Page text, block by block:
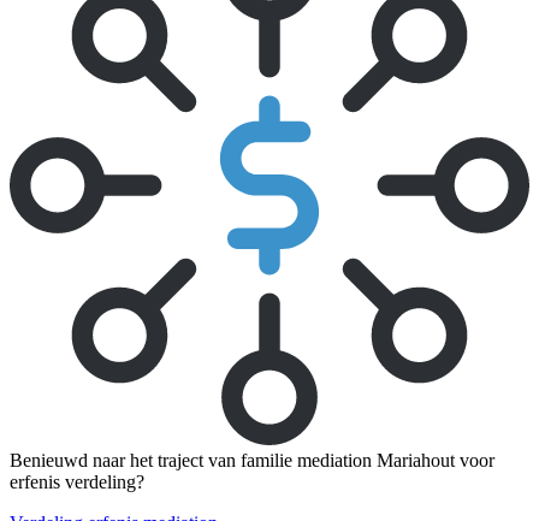
Benieuwd naar het traject van familie mediation Mariahout voor
erfenis verdeling?